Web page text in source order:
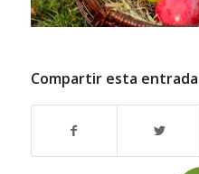
Compartir esta entrada